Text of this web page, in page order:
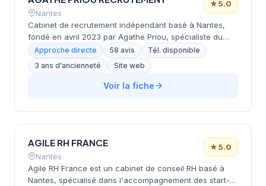
Nantes
★5.0
Cabinet de recrutement indépendant basé à Nantes,
fondé en avril 2023 par Agathe Priou, spécialiste du
recrutement. Le cabinet accompagne principalement
les PME sur leurs problématiques de recrutement
(commerce, fonctions supports, industrie, logistique,
services techniques) et propose également des
et la transparence dans ses missions.
Approche directe 58 avis
Tél. disponible
3 ans d'ancienneté
Site web
Voir la fiche
AGILE RH FRANCE
Nantes
★5.0
Agile RH France est un cabinet de conseil RH basé à
Nantes, spécialisé dans l'accompagnement des start-